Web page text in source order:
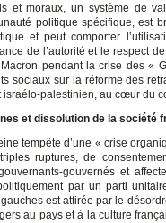
et moraux, un système de
politique spécifique, est
et peut comporter
de l’autorité et le respect
pendant la crise des «
sociaux sur la réforme des
israélo-palestinien, au cœur du
et dissolution de la société
tempête d’une « crise
ruptures, de
gouvernés et
par un parti
est attirée par le
au pays et à la culture